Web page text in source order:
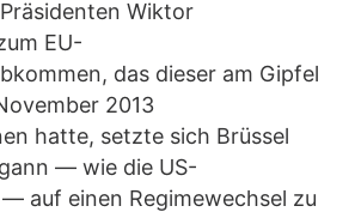
Wiktor
EU-
das dieser am Gipfel
2013
hatte, setzte sich Brüssel
— wie die US-
auf einen Regimewechsel zu